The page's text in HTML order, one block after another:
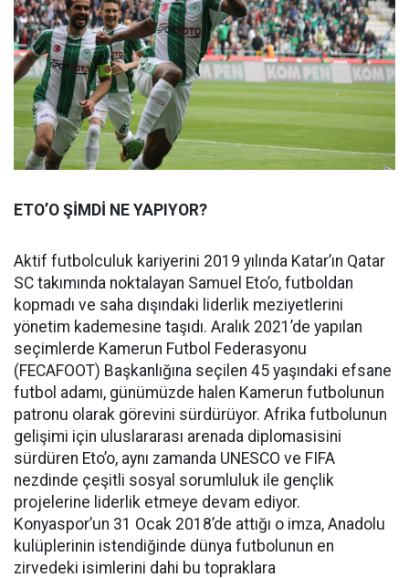
ETO’O ŞİMDİ NE YAPIYOR?
Aktif futbolculuk kariyerini 2019 yılında Katar’ın Qatar
SC takımında noktalayan Samuel Eto’o, futboldan
kopmadı ve saha dışındaki liderlik meziyetlerini
yönetim kademesine taşıdı. Aralık 2021’de yapılan
seçimlerde Kamerun Futbol Federasyonu
(FECAFOOT) Başkanlığına seçilen 45 yaşındaki efsane
futbol adamı, günümüzde halen Kamerun futbolunun
patronu olarak görevini sürdürüyor. Afrika futbolunun
gelişimi için uluslararası arenada diplomasisini
sürdüren Eto’o, aynı zamanda UNESCO ve FIFA
nezdinde çeşitli sosyal sorumluluk ile gençlik
projelerine liderlik etmeye devam ediyor.
Konyaspor’un 31 Ocak 2018’de attığı o imza, Anadolu
kulüplerinin istendiğinde dünya futbolunun en
zirvedeki isimlerini dahi bu topraklara